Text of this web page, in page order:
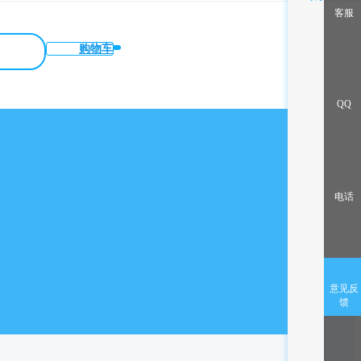
购物车
客服
QQ
电话
意见反
馈